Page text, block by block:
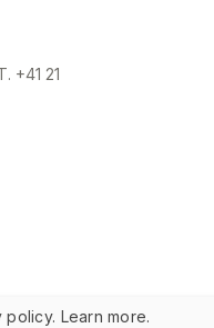
+41 21
Learn more.